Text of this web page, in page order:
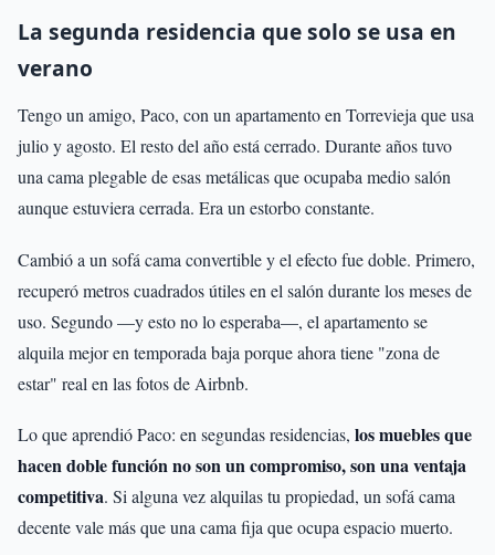
La segunda residencia que solo se usa en
verano
Tengo un amigo, Paco, con un apartamento en Torrevieja que usa
julio y agosto. El resto del año está cerrado. Durante años tuvo
una cama plegable de esas metálicas que ocupaba medio salón
aunque estuviera cerrada. Era un estorbo constante.
Cambió a un sofá cama convertible y el efecto fue doble. Primero,
recuperó metros cuadrados útiles en el salón durante los meses de
uso. Segundo —y esto no lo esperaba—, el apartamento se
alquila mejor en temporada baja porque ahora tiene "zona de
estar" real en las fotos de Airbnb.
Lo que aprendió Paco: en segundas residencias, los muebles que
hacen doble función no son un compromiso, son una ventaja
competitiva. Si alguna vez alquilas tu propiedad, un sofá cama
decente vale más que una cama fija que ocupa espacio muerto.